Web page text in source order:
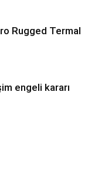
Rugged Termal
engeli kararı